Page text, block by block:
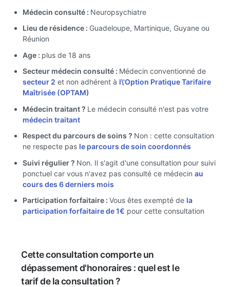
Médecin consulté : Neuropsychiatre
Lieu de résidence : Guadeloupe, Martinique, Guyane ou
Réunion
Age : plus de 18 ans
Secteur médecin consulté : Médecin conventionné de
secteur 2 et non adhérent à l\'Option Pratique Tarifaire
Maîtrisée (OPTAM)
Médecin traitant ? Le médecin consulté n'est pas votre
médecin traitant
Respect du parcours de soins ? Non : cette consultation
ne respecte pas le parcours de soin coordonnés
Suivi régulier ? Non. Il s'agit d'une consultation pour suivi
ponctuel car vous n'avez pas consulté ce médecin au
cours des 6 derniers mois
Participation forfaitaire : Vous êtes exempté de la
participation forfaitaire de 1€ pour cette consultation
Cette consultation comporte un
dépassement d'honoraires : quel est le
tarif de la consultation ?